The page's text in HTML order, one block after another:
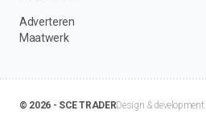
Adverteren
Maatwerk
© 2026 - SCE TRADERDesign & development: